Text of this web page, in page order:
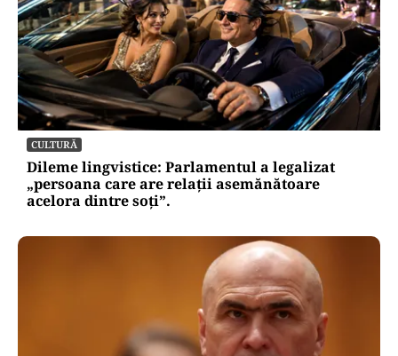
CULTURĂ
Dileme lingvistice: Parlamentul a legalizat
„persoana care are relații asemănătoare
acelora dintre soți”.